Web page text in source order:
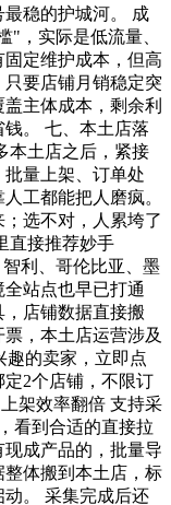
稳的护城河。 成
"，实际是低流量、
定维护成本，但高
要店铺月销稳定突
主体成本，剩余利
。 七、本土店落
本土店之后，紧接
量上架、订单处
工都能把人磨疯。
选不对，人累垮了
直接推荐妙手
利、哥伦比亚、墨
站点也早已打通
店铺数据直接搬
，本土店运营涉及
趣的卖家，立即点
2个店铺，不限订
架效率翻倍 支持采
看到合适的直接拉
成产品的，批量导
整体搬到本土店，标
。 采集完成后还